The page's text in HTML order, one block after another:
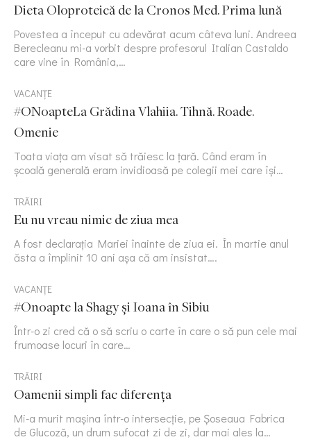
Dieta Oloproteică de la Cronos Med. Prima lună
Povestea a început cu adevărat acum câteva luni. Andreea
Berecleanu mi-a vorbit despre profesorul Italian Castaldo
care vine în România,…
VACANȚE
#ONoapteLa Grădina Vlahiia. Tihnă. Roade.
Omenie
Toata viața am visat să trăiesc la țară. Când eram în
școală generală eram invidioasă pe colegii mei care își…
TRĂIRI
Eu nu vreau nimic de ziua mea
A fost declarația Mariei înainte de ziua ei. În martie anul
ăsta a împlinit 10 ani așa că am insistat….
VACANȚE
#Onoapte la Shagy și Ioana în Sibiu
Într-o zi cred că o să scriu o carte în care o să pun cele mai
frumoase locuri în care…
TRĂIRI
Oamenii simpli fac diferența
Mi-a murit mașina într-o intersecție, pe Șoseaua Fabrica
de Glucoză, un drum sufocat zi de zi, dar mai ales la…